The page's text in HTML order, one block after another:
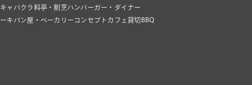
ャバクラ 料亭・割烹ハンバーガー・ダイナー
キ パン屋・ベーカリー コンセプトカフェ貸切BBQ